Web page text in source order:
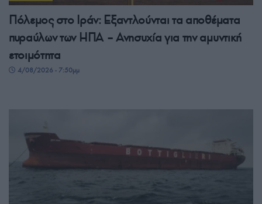
Πόλεμος στο Ιράν: Εξαντλούνται τα αποθέματα
πυραύλων των ΗΠΑ – Ανησυχία για την αμυντική
ετοιμότητα
4/08/2026 - 7:50μμ